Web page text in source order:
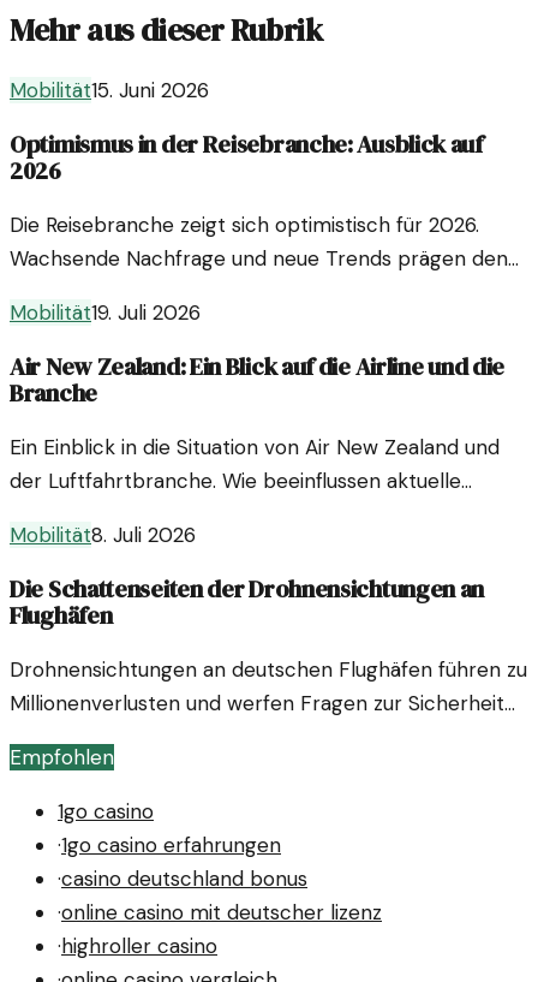
Mehr aus dieser Rubrik
Mobilität15. Juni 2026
Optimismus in der Reisebranche: Ausblick auf
2026
Die Reisebranche zeigt sich optimistisch für 2026.
Wachsende Nachfrage und neue Trends prägen den
Mobilität19. Juli 2026
Air New Zealand: Ein Blick auf die Airline und die
Branche
Ein Einblick in die Situation von Air New Zealand und
der Luftfahrtbranche. Wie beeinflussen aktuelle
Anleger?
Mobilität8. Juli 2026
Die Schattenseiten der Drohnensichtungen an
Flughäfen
Drohnensichtungen an deutschen Flughäfen führen zu
Millionenverlusten und werfen Fragen zur Sicherheit
gekommen?
Empfohlen
1go casino
·1go casino erfahrungen
·casino deutschland bonus
·online casino mit deutscher lizenz
·highroller casino